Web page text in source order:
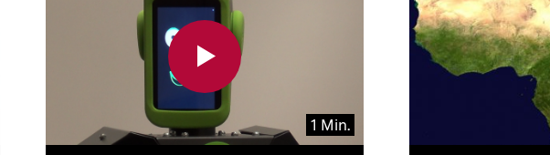
1 Min.